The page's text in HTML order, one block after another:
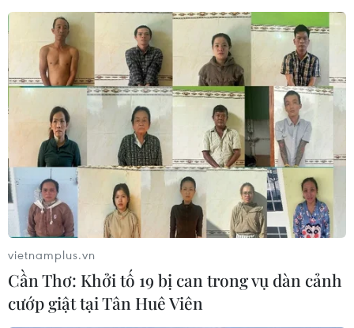
vietnamplus.vn
Cần Thơ: Khởi tố 19 bị can trong vụ dàn cảnh
cướp giật tại Tân Huê Viên